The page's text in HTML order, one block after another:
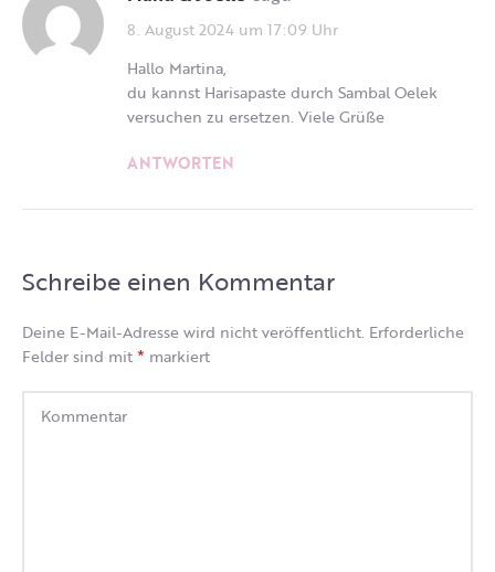
8. August 2024 um 17:09 Uhr
Hallo Martina,
du kannst Harisapaste durch Sambal Oelek
versuchen zu ersetzen. Viele Grüße
ANTWORTEN
Schreibe einen Kommentar
Deine E-Mail-Adresse wird nicht veröffentlicht. Erforderliche
Felder sind mit* markiert